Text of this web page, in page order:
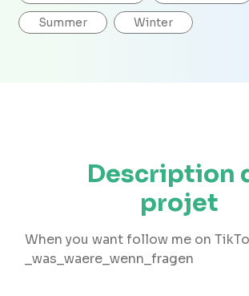
Summer Winter
Description
projet
When you want follow me on
_was_waere_wenn_fragen